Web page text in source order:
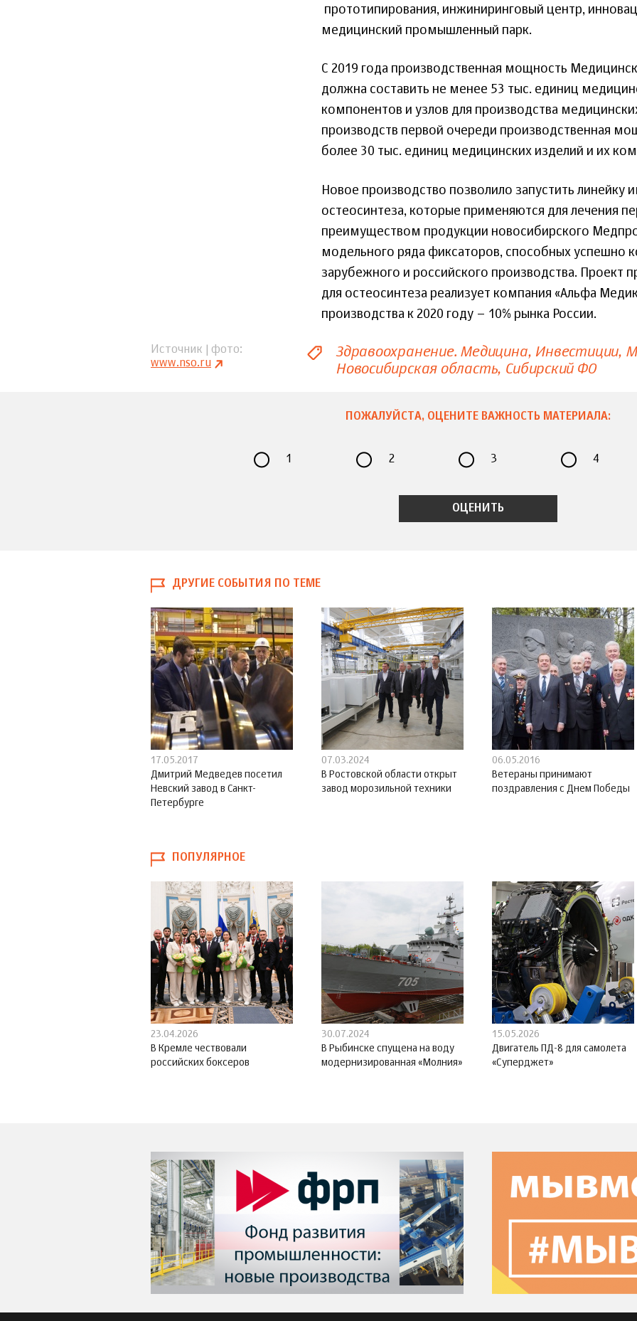
прототипирования, инжиниринговый центр,
медицинский промышленный парк.
С 2019 года производственная мощность
должна составить не менее 53 тыс. единиц
компонентов и узлов для производства
производств первой очереди производственная
более 30 тыс. единиц медицинских изделий и их
Новое производство позволило запустить линейку
остеосинтеза, которые применяются для лечения
преимуществом продукции новосибирского
модельного ряда фиксаторов, способных успешно
зарубежного и российского производства. Проект
для остеосинтеза реализует компания «Альфа
производства к 2020 году – 10% рынка России.
Источник | фото
www.nso.ru
Здравоохранение. Медицина Инвестиции
Новосибирская область Сибирский ФО
ПОЖАЛУЙСТА, ОЦЕНИТЕ ВАЖНОСТЬ МАТЕРИАЛА:
1 2 3 4
ДРУГИЕ СОБЫТИЯ ПО ТЕМЕ
17.05.2017
Дмитрий Медведев посетил
Невский завод в Санкт-
Петербурге
07.03.2024
В Ростовской области открыт
завод морозильной техники
06.05.2016
Ветераны принимают
поздравления с Днем Победы
ПОПУЛЯРНОЕ
23.04.2026
В Кремле чествовали
российских боксеров
30.07.2024
В Рыбинске спущена на воду
модернизированная «Молния»
15.05.2026
Двигатель ПД-8 для самолета
«Суперджет»